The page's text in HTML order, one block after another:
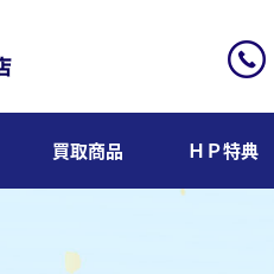
買取商品 ＨＰ特典